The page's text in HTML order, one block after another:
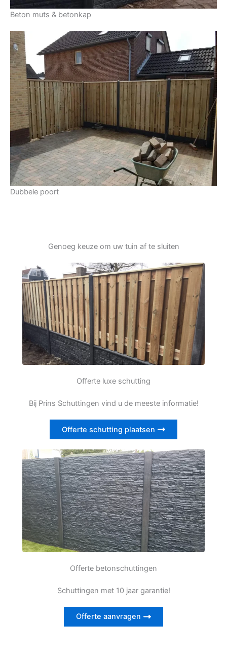
Beton muts & betonkap
Dubbele poort
Genoeg keuze om uw tuin af te sluiten
Offerte luxe schutting
Bij Prins Schuttingen vind u de meeste informatie!
Offerte schutting plaatsen
Offerte betonschuttingen
Schuttingen met 10 jaar garantie!
Offerte aanvragen